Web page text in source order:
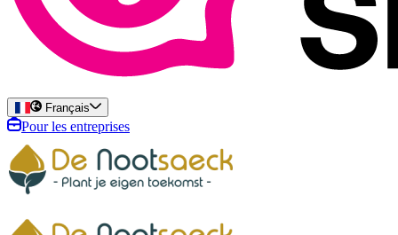
Français
Pour les entreprises